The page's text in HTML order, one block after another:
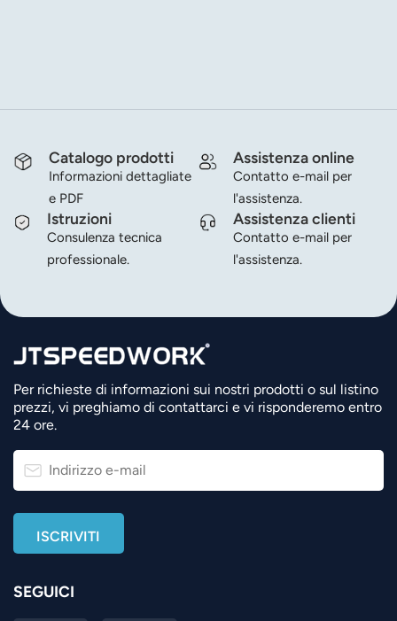
Catalogo prodotti
Informazioni dettagliate
e PDF
Assistenza online
Contatto e-mail per
l'assistenza.
Istruzioni
Consulenza tecnica
professionale.
Assistenza clienti
Contatto e-mail per
l'assistenza.
Per richieste di informazioni sui nostri prodotti o sul listino
prezzi, vi preghiamo di contattarci e vi risponderemo entro
24 ore.
SEGUICI